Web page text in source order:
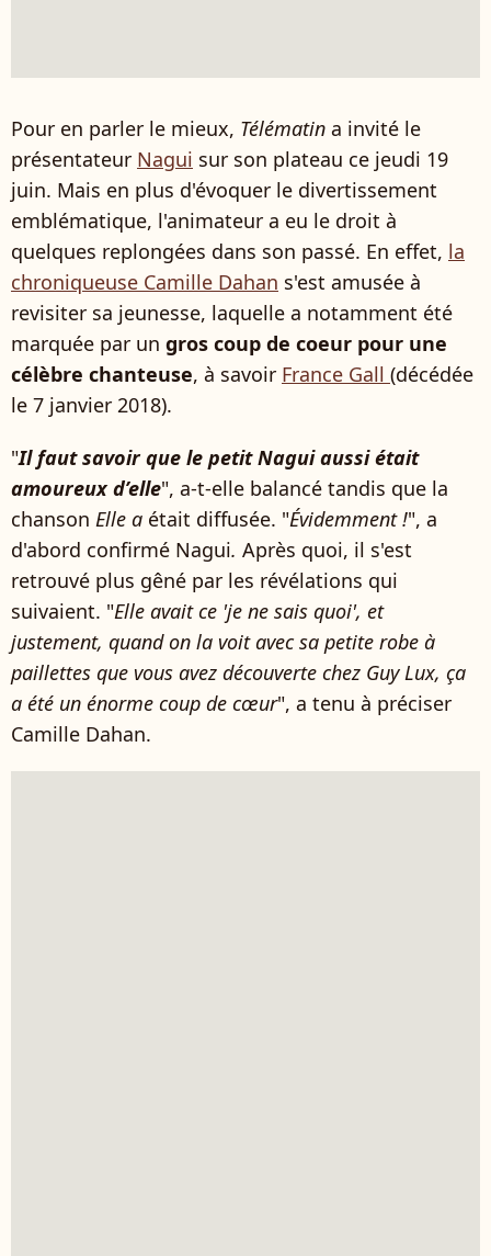
Pour en parler le mieux, Télématin a invité le
présentateur Nagui sur son plateau ce jeudi 19
juin. Mais en plus d'évoquer le divertissement
emblématique, l'animateur a eu le droit à
quelques replongées dans son passé. En effet, la
chroniqueuse Camille Dahan s'est amusée à
revisiter sa jeunesse, laquelle a notamment été
marquée par un gros coup de coeur pour une
célèbre chanteuse, à savoir France Gall (décédée
le 7 janvier 2018).
"Il faut savoir que le petit Nagui aussi était
amoureux d’elle", a-t-elle balancé tandis que la
chanson Elle a était diffusée. "Évidemment !", a
d'abord confirmé Nagui. Après quoi, il s'est
retrouvé plus gêné par les révélations qui
suivaient. "Elle avait ce 'je ne sais quoi', et
justement, quand on la voit avec sa petite robe à
paillettes que vous avez découverte chez Guy Lux, ça
a été un énorme coup de cœur", a tenu à préciser
Camille Dahan.